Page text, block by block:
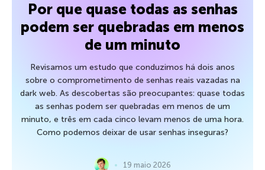
Por que quase todas as senhas
podem ser quebradas em menos
de um minuto
Revisamos um estudo que conduzimos há dois anos
sobre o comprometimento de senhas reais vazadas na
dark web. As descobertas são preocupantes: quase todas
as senhas podem ser quebradas em menos de um
minuto, e três em cada cinco levam menos de uma hora.
Como podemos deixar de usar senhas inseguras?
19 maio 2026